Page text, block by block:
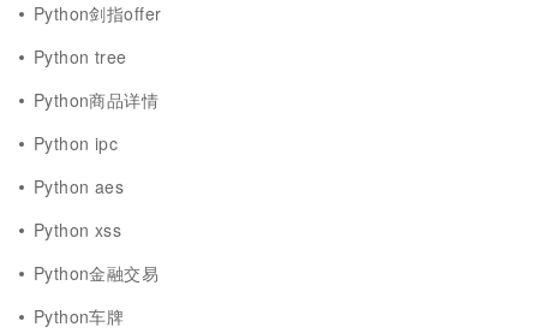
Python剑指offer
Python tree
Python商品详情
Python ipc
Python aes
Python xss
Python金融交易
Python车牌